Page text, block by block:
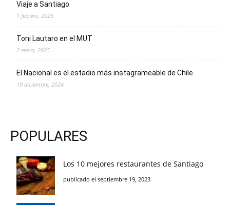
Viaje a Santiago
1 febrero, 2025
Toni Lautaro en el MUT
2 enero, 2025
El Nacional es el estadio más instagrameable de Chile
10 diciembre, 2024
POPULARES
Los 10 mejores restaurantes de Santiago
publicado el septiembre 19, 2023